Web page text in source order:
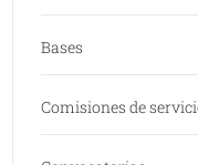
Bases
Comisiones de